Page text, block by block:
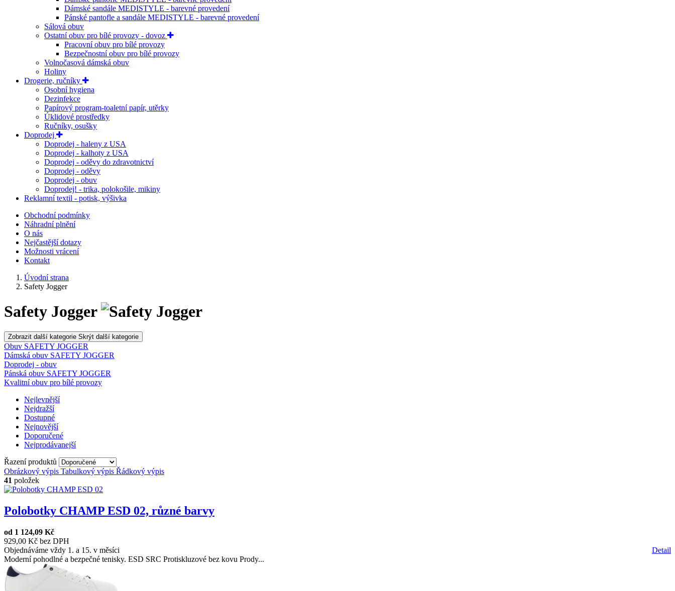
Dámské sandále MEDISTYLE - barevné provedení
Pánské pantofle a sandále MEDISTYLE - barevné provedení
Sálová obuv
Ostatní obuv pro bílé provozy - dovoz
Pracovní obuv pro bílé provozy
Bezpečnostní obuv pro bílé provozy
Volnočasová dámská obuv
Holiny
Drogerie, ručníky
Osobní hygiena
Dezinfekce
Papírový program-toaletní papír, utěrky
Úklidové prostředky
Ručníky, osušky
Doprodej
Doprodej - haleny z USA
Doprodej - kalhoty z USA
Doprodej - oděvy do zdravotnictví
Doprodej - oděvy
Doprodej - obuv
Doprodej! - trika, polokošile, mikiny
Reklamní textil - potisk, výšivka
Obchodní podmínky
Náhradní plnění
O nás
Nejčastější dotazy
Možnosti vrácení
Kontakt
Úvodní strana
Safety Jogger
Safety Jogger
Zobrazit další kategorie Skrýt další kategorie
Obuv SAFETY JOGGER
Dámská obuv SAFETY JOGGER
Doprodej - obuv
Pánská obuv SAFETY JOGGER
Kvalitní obuv pro bílé provozy
Nejlevnější
Nejdražší
Dostupné
Nejnovější
Doporučené
Nejprodávanejší
Řazení produktů
Obrázkový výpis Tabulkový výpis Řádkový výpis
41 položek
Polobotky CHAMP ESD 02, různé barvy
od 1 124,09 Kč
929,00 Kč bez DPH
Detail
Objednáváme vždy 1. a 15. v měsíci
Moderní pohodlné a bezpečné tenisky. ESD SRC Protiskluzové bez kovu Prody...